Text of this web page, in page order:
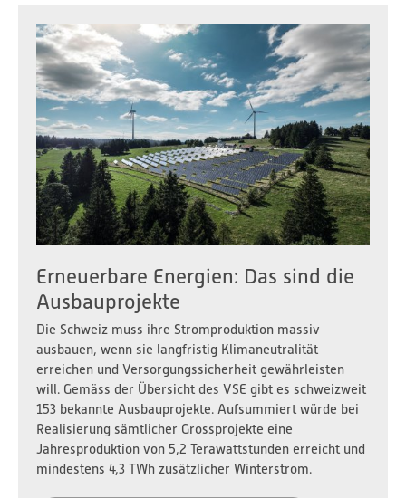
Erneuerbare Energien: Das sind die
Ausbauprojekte
Die Schweiz muss ihre Stromproduktion massiv
ausbauen, wenn sie langfristig Klimaneutralität
erreichen und Versorgungssicherheit gewährleisten
will. Gemäss der Übersicht des VSE gibt es schweizweit
153 bekannte Ausbauprojekte. Aufsummiert würde bei
Realisierung sämtlicher Grossprojekte eine
Jahresproduktion von 5,2 Terawattstunden erreicht und
mindestens 4,3 TWh zusätzlicher Winterstrom.